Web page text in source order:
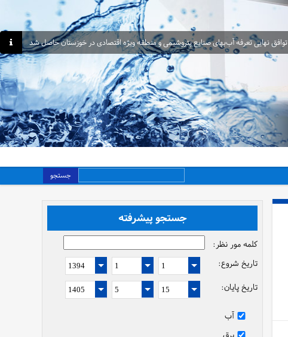
توافق نهایی تعرفه آب‌بهای صنایع پتروشیمی و منطقه ویژه اقتصادی در خوزستان حاصل شد
جستجو
جستجو پیشرفته
کلمه مور نظر:
تاریخ شروع:
تاریخ پایان:
آب